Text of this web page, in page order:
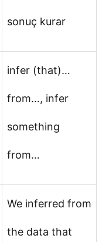
sonuç kurar
infer (that)…
from…, infer
something
from…
We inferred from
the data that